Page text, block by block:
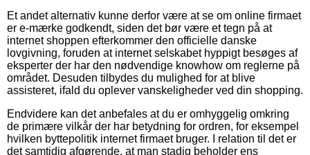
Et andet alternativ kunne derfor være at se om online firmaet
er e-mærke godkendt, siden det bør være et tegn på at
internet shoppen efterkommer den officielle danske
lovgivning, foruden at internet selskabet hyppigt besøges af
eksperter der har den nødvendige knowhow om reglerne på
området. Desuden tilbydes du mulighed for at blive
assisteret, ifald du oplever vanskeligheder ved din shopping.
Endvidere kan det anbefales at du er omhyggelig omkring
de primære vilkår der har betydning for ordren, for eksempel
hvilken byttepolitik internet firmaet bruger. I relation til det er
det samtidig afgørende, at man stadig beholder ens